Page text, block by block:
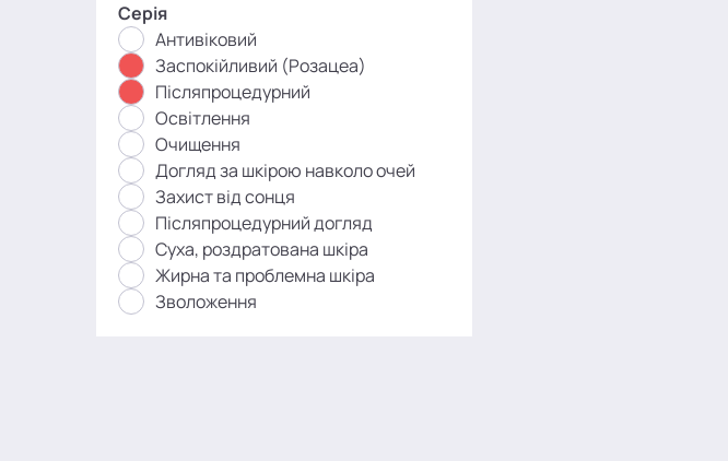
Серія
Антивіковий
Заспокійливий (Розацеа)
Післяпроцедурний
Освітлення
Очищення
Догляд за шкірою навколо очей
Захист від сонця
Післяпроцедурний догляд
Суха, роздратована шкіра
Жирна та проблемна шкіра
Зволоження